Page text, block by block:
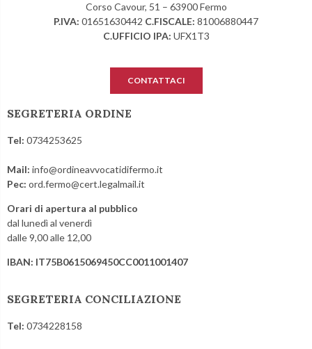
Corso Cavour, 51 – 63900 Fermo
P.IVA: 01651630442 C.FISCALE: 81006880447
C.UFFICIO IPA: UFX1T3
CONTATTACI
SEGRETERIA ORDINE
Tel: 0734253625
Mail: info@ordineavvocatidifermo.it
Pec: ord.fermo@cert.legalmail.it
Orari di apertura al pubblico
dal lunedì al venerdì
dalle 9,00 alle 12,00
IBAN: IT75B0615069450CC0011001407
SEGRETERIA CONCILIAZIONE
Tel: 0734228158